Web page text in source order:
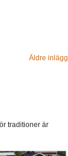
Äldre inlägg
traditioner är